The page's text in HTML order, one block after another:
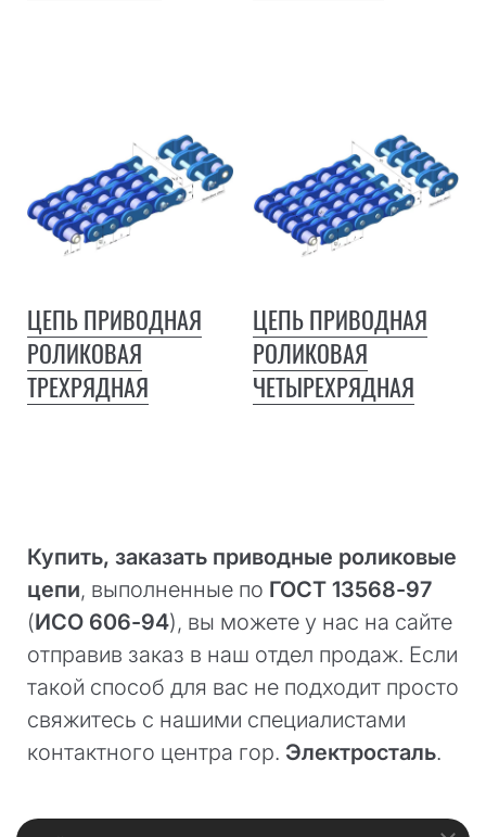
ЦЕПЬ ПРИВОДНАЯ
РОЛИКОВАЯ
ТРЕХРЯДНАЯ
ЦЕПЬ ПРИВОДНАЯ
РОЛИКОВАЯ
ЧЕТЫРЕХРЯДНАЯ
Купить, заказать приводные роликовые
цепи, выполненные по ГОСТ 13568-97
(ИСО 606-94), вы можете у нас на сайте
отправив заказ в наш отдел продаж. Если
такой способ для вас не подходит просто
свяжитесь с нашими специалистами
контактного центра гор. Электросталь.